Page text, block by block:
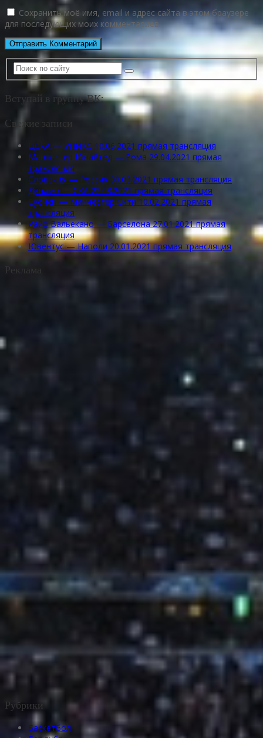
Сохранить моё имя, email и адрес сайта в этом браузере
для последующих моих комментариев.
Вступай в группу ВК:
Свежие записи
ЦСКА — УНИКС 10.06.2021 прямая трансляция
Манчестер Юнайтед — Рома 29.04.2021 прямая
трансляция
Словакия — Россия 30.03.2021 прямая трансляция
Динамо — СКА 22.03.2021 прямая трансляция
Суонси — Манчестер Сити 10.02.2021 прямая
трансляция
Райо Вальекано — Барселона 27.01.2021 прямая
трансляция
Ювентус — Наполи 20.01.2021 прямая трансляция
Реклама
Рубрики
Баскетбол